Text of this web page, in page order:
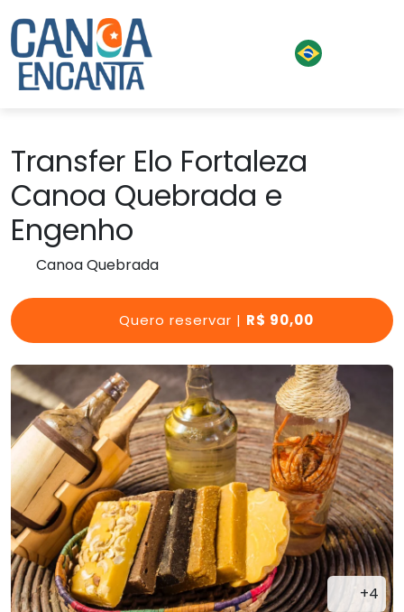
Transfer Elo Fortaleza
Canoa Quebrada e
Engenho
Canoa Quebrada
Quero reservar | R$ 90,00
+4